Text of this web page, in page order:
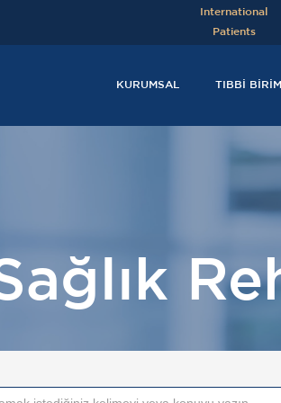
International
Patients
KURUMSAL TIBBI